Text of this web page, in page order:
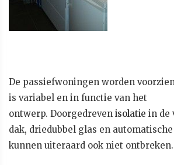
De passiefwoningen worden
is variabel en in functie van het
ontwerp. Doorgedreven isolatie in de
dak, driedubbel glas en
kunnen uiteraard ook niet ontbreken.